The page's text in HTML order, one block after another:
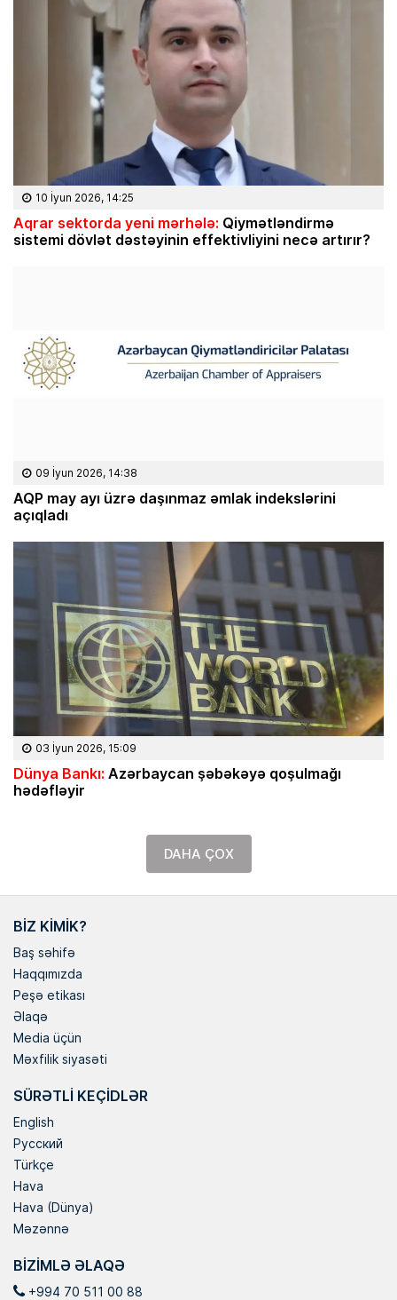
10 İyun 2026, 14:25
Aqrar sektorda yeni mərhələ: Qiymətləndirmə
sistemi dövlət dəstəyinin effektivliyini necə artırır?
09 İyun 2026, 14:38
AQP may ayı üzrə daşınmaz əmlak indekslərini
açıqladı
03 İyun 2026, 15:09
Dünya Bankı: Azərbaycan şəbəkəyə qoşulmağı
hədəfləyir
DAHA ÇOX
BIZ KIMIK?
Baş səhifə
Haqqımızda
Peşə etikası
Əlaqə
Media üçün
Məxfilik siyasəti
SÜRƏTLI KEÇIDLƏR
English
Русский
Türkçe
Hava
Hava (Dünya)
Məzənnə
BIZIMLƏ ƏLAQƏ
+994 70 511 00 88